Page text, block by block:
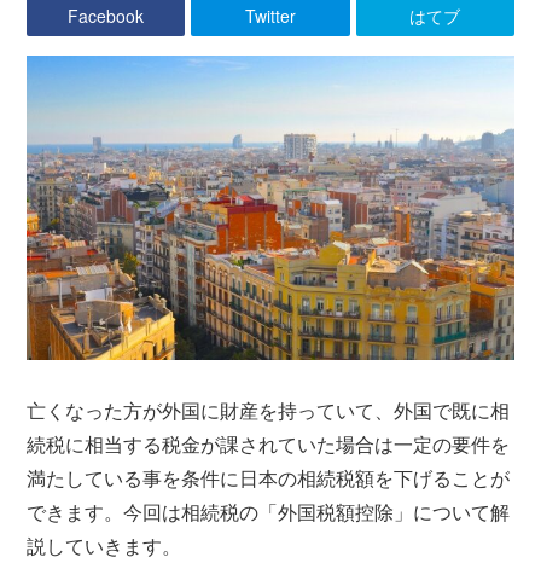
Facebook Twitter はてブ
亡くなった方が外国に財産を持っていて、外国で既に相
続税に相当する税金が課されていた場合は一定の要件を
満たしている事を条件に日本の相続税額を下げることが
できます。今回は相続税の「外国税額控除」について解
説していきます。